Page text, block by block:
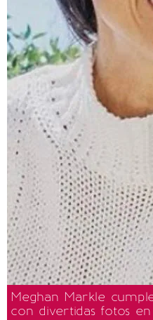
Meghan Markle
con divertidas fotos